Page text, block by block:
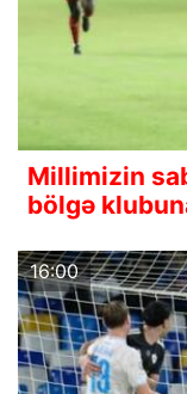
Millimizin
bölgə
16:00